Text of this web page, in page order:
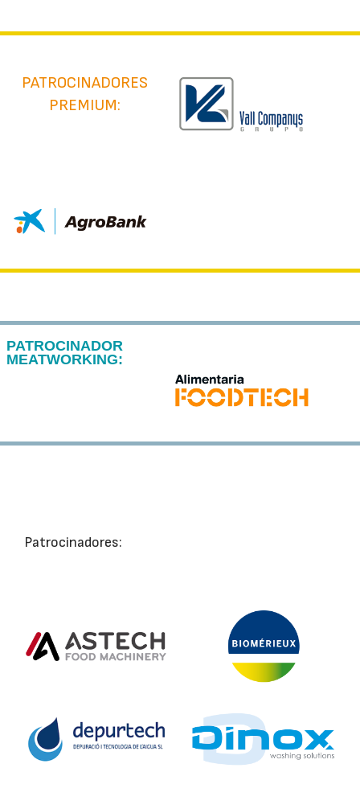
PATROCINADORES
PREMIUM:
PATROCINADOR
MEATWORKING:
Patrocinadores: